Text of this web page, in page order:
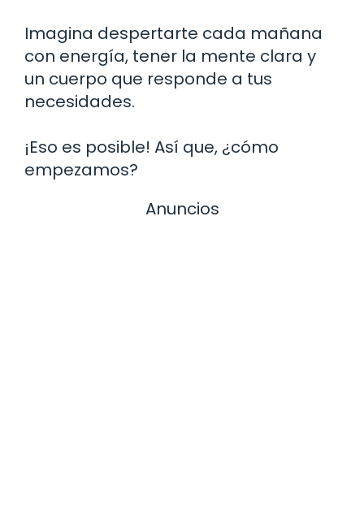
Imagina despertarte cada mañana
con energía, tener la mente clara y
un cuerpo que responde a tus
necesidades.
¡Eso es posible! Así que, ¿cómo
empezamos?
Anuncios